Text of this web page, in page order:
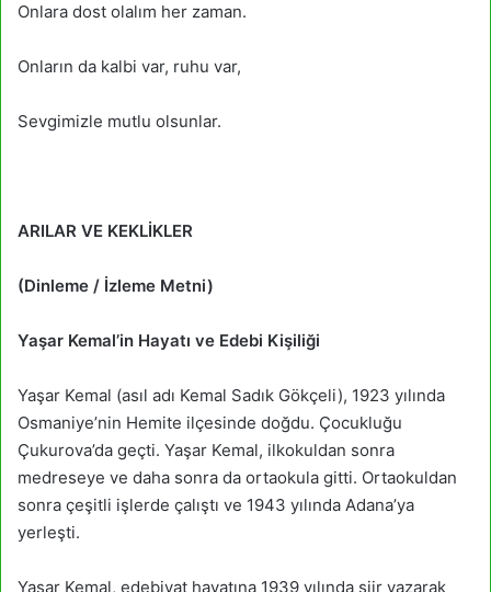
Onlara dost olalım her zaman.
Onların da kalbi var, ruhu var,
Sevgimizle mutlu olsunlar.
ARILAR VE KEKLİKLER
(Dinleme / İzleme Metni)
Yaşar Kemal’in Hayatı ve Edebi Kişiliği
Yaşar Kemal (asıl adı Kemal Sadık Gökçeli), 1923 yılında
Osmaniye’nin Hemite ilçesinde doğdu. Çocukluğu
Çukurova’da geçti. Yaşar Kemal, ilkokuldan sonra
medreseye ve daha sonra da ortaokula gitti. Ortaokuldan
sonra çeşitli işlerde çalıştı ve 1943 yılında Adana’ya
yerleşti.
Yaşar Kemal, edebiyat hayatına 1939 yılında şiir yazarak